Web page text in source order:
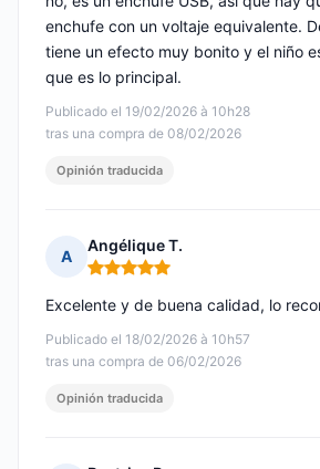
Publicado el 19/02/2026 à 10h28
tras una compra de 08/02/2026
enchufe con un voltaje equivalente.
tiene un efecto muy bonito y el niño
que es lo principal.
Opinión traducida
A
Angélique T.
Nota: 5 de 5
Publicado el 18/02/2026 à 10h57
tras una compra de 06/02/2026
Excelente y de buena calidad, lo
Opinión traducida